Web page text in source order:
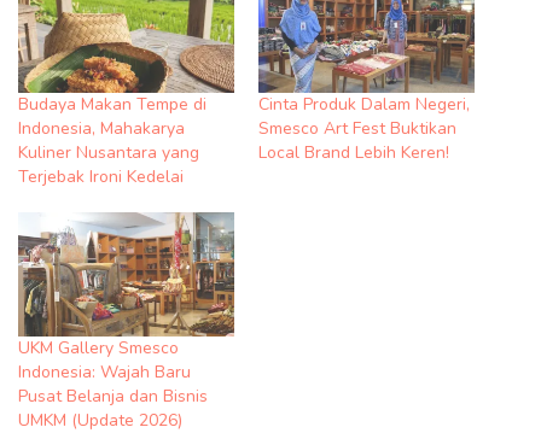
Budaya Makan Tempe di
Indonesia, Mahakarya
Kuliner Nusantara yang
Terjebak Ironi Kedelai
Cinta Produk Dalam Negeri,
Smesco Art Fest Buktikan
Local Brand Lebih Keren!
UKM Gallery Smesco
Indonesia: Wajah Baru
Pusat Belanja dan Bisnis
UMKM (Update 2026)